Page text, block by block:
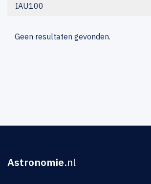
IAU100
Geen resultaten gevonden.
Astronomie.nl